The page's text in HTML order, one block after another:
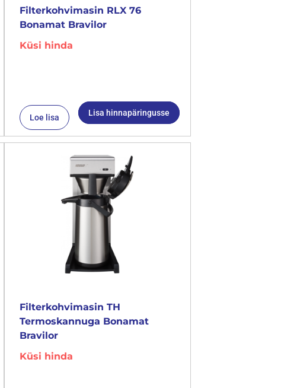
Filterkohvimasin RLX 76
Bonamat Bravilor
Küsi hinda
Loe lisa Lisa hinnapäringusse
Filterkohvimasin TH
Termoskannuga Bonamat
Bravilor
Küsi hinda